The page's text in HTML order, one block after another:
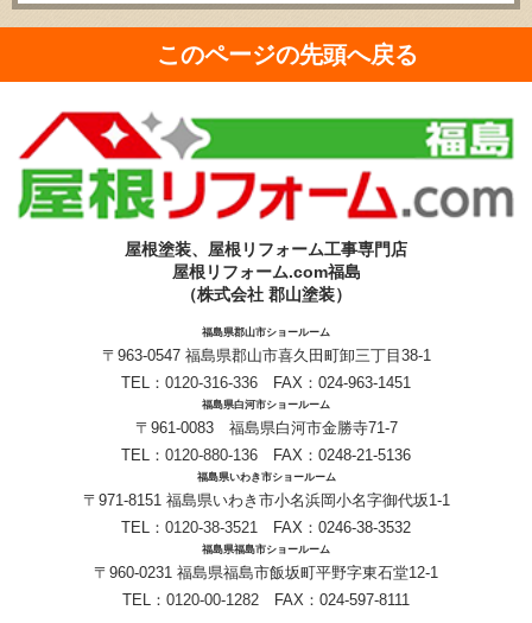
このページの先頭へ戻る
屋根塗装、屋根リフォーム工事専門店
屋根リフォーム.com福島
（株式会社 郡山塗装）
福島県郡山市ショールーム
〒963-0547 福島県郡山市喜久田町卸三丁目38-1
TEL： 0120-316-336 FAX：024-963-1451
福島県白河市ショールーム
〒961-0083 福島県白河市金勝寺71-7
TEL： 0120-880-136 FAX：0248-21-5136
福島県いわき市ショールーム
〒971-8151 福島県いわき市小名浜岡小名字御代坂1-1
TEL： 0120-38-3521 FAX：0246-38-3532
福島県福島市ショールーム
〒960-0231 福島県福島市飯坂町平野字東石堂12-1
TEL： 0120-00-1282 FAX：024-597-8111